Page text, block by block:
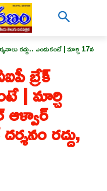
రద్దు.. ఎందుకంటే | మార్చి 17న
బ్రేక్
| మార్చి
రద్దు,